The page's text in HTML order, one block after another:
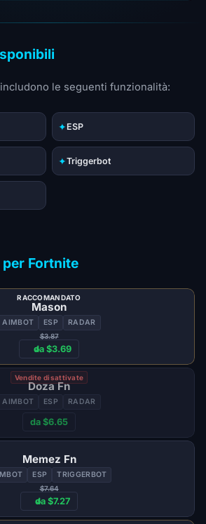
le seguenti funzionalità:
✦ESP
✦Triggerbot
Fortnite
RACCOMANDATO
Mason
AIMBOT ESP RADAR
$3.87
da $3.69
Vendite disattivate
Doza Fn
AIMBOT ESP RADAR
da $6.65
Memez Fn
ESP TRIGGERBOT
$7.64
da $7.27